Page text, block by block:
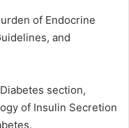
of Endocrine
and
section,
of Insulin Secretion